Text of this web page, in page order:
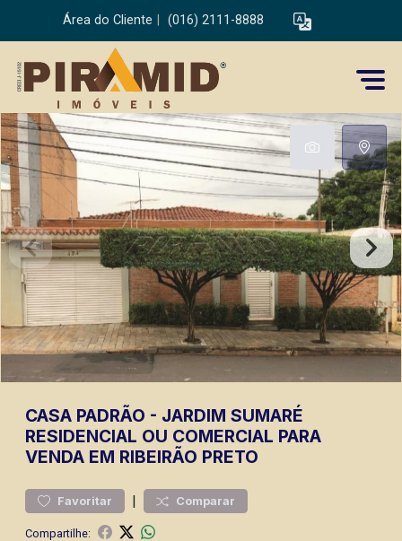
Área do Cliente (016) 2111-8888
CASA PADRÃO - JARDIM SUMARÉ
RESIDENCIAL OU COMERCIAL PARA
VENDA EM RIBEIRÃO PRETO
Favoritar | Comparar
Compartilhe: